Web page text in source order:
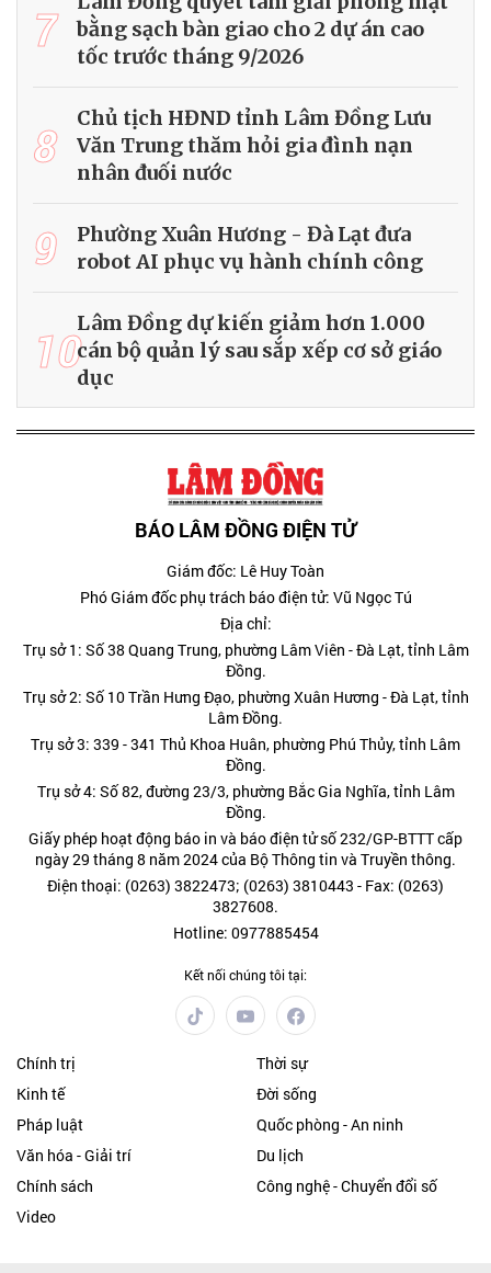
7
bằng sạch bàn giao cho 2 dự án cao
tốc trước tháng 9/2026
8
Chủ tịch HĐND tỉnh Lâm Đồng Lưu
Văn Trung thăm hỏi gia đình nạn
nhân đuối nước
9
Phường Xuân Hương - Đà Lạt đưa
robot AI phục vụ hành chính công
10Lâm Đồng dự kiến giảm hơn 1.000
cán bộ quản lý sau sắp xếp cơ sở giáo
dục
BÁO LÂM ĐỒNG ĐIỆN TỬ
Giám đốc: Lê Huy Toàn
Phó Giám đốc phụ trách báo điện tử: Vũ Ngọc Tú
Địa chỉ:
Trụ sở 1: Số 38 Quang Trung, phường Lâm Viên - Đà Lạt, tỉnh Lâm
Đồng.
Trụ sở 2: Số 10 Trần Hưng Đạo, phường Xuân Hương - Đà Lạt, tỉnh
Lâm Đồng.
Trụ sở 3: 339 - 341 Thủ Khoa Huân, phường Phú Thủy, tỉnh Lâm
Đồng.
Trụ sở 4: Số 82, đường 23/3, phường Bắc Gia Nghĩa, tỉnh Lâm
Đồng.
Giấy phép hoạt động báo in và báo điện tử số 232/GP-BTTT cấp
ngày 29 tháng 8 năm 2024 của Bộ Thông tin và Truyền thông.
Điện thoại: (0263) 3822473; (0263) 3810443 - Fax: (0263)
3827608.
Hotline: 0977885454
Kết nối chúng tôi tại:
Chính trị
Thời sự
Kinh tế
Đời sống
Pháp luật
Quốc phòng - An ninh
Văn hóa - Giải trí
Du lịch
Chính sách
Công nghệ - Chuyển đổi số
Video